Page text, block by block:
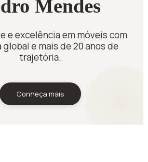
Mendes
e excelência em móveis com
e mais de 20 anos de
trajetória.
Conheça mais